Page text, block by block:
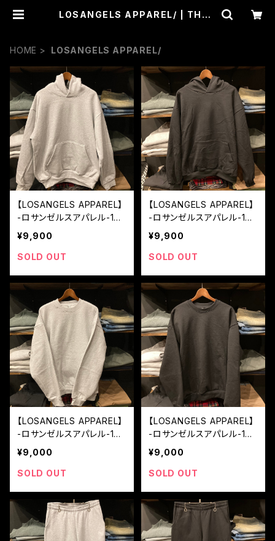
LOSANGELS APPAREL/ | THEH
HOME LOSANGELS APPAREL/
【LOSANGELS APPAREL】
-ロサンゼルスアパレル-14
オンス スウェットパーカ U
SA製 ASH GREY
¥9,900
SOLD OUT
【LOSANGELS APPAREL】
-ロサンゼルスアパレル-14
オンス スウェットパーカ U
SA製 BLACK
¥9,900
SOLD OUT
【LOSANGELS APPAREL】
-ロサンゼルスアパレル-14
オンス クルーネックスウェ
ット USA製 ASH GREY
¥9,000
SOLD OUT
【LOSANGELS APPAREL】
-ロサンゼルスアパレル-14
オンス クルーネックスウェ
ット USA製 BLACK
¥9,000
SOLD OUT